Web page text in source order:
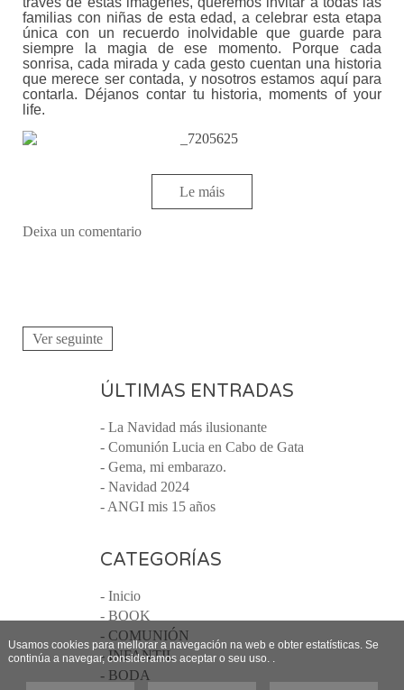
familias con niñas de esta edad, a celebrar esta etapa
única con un recuerdo inolvidable que guarde para
siempre la magia de ese momento. Porque cada
sonrisa, cada mirada y cada gesto cuentan una historia
que merece ser contada, y nosotros estamos aquí para
contarla. Déjanos contar tu historia, moments of your
life.
Le máis
Deixa un comentario
Ver seguinte
ÚLTIMAS ENTRADAS
- La Navidad más ilusionante
- Comunión Lucia en Cabo de Gata
- Gema, mi embarazo.
- Navidad 2024
- ANGI mis 15 años
CATEGORÍAS
- Inicio
- BOOK
- COMUNIÓN
- INFANTIL
- BODA
Usamos cookies para mellorar a navegación na web e obter estatísticas. Se
continúa a navegar, consideramos aceptar o seu uso. .